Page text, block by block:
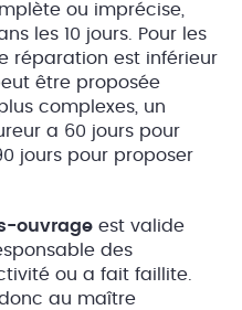
ou imprécise,
les 10 jours. Pour les
réparation est inférieur
être proposée
complexes, un
a 60 jours pour
jours pour proposer
ouvrage est valide
des
ou a fait faillite.
au maître